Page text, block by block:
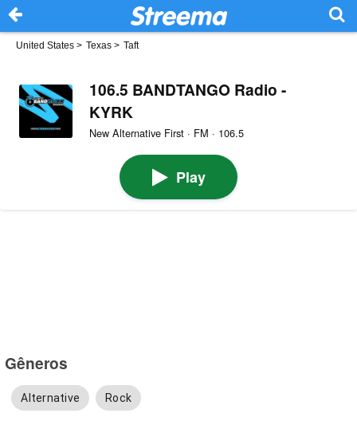
United States > Texas > Taft
106.5 BANDTANGO Radio -
KYRK
New Alternative First · FM · 106.5
Play
Gêneros
Alternative Rock